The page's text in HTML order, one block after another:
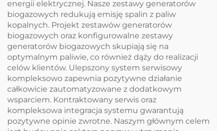
energii elektrycznej. Nasze zestawy generatorów
biogazowych redukują emisję spalin z paliw
kopalnych. Projekt zestawów generatorów
biogazowych oraz konfigurowalne zestawy
generatorów biogazowych skupiają się na
optymalnym paliwie, co również dąży do realizacji
celów klientów. Ulepszony system serwisowy
kompleksowo zapewnia pozytywne działanie
całkowicie zautomatyzowane z dodatkowym
wsparciem. Kontraktowany serwis oraz
kompleksowa integracja systemu gwarantują
pozytywne opinie zwrotne. Naszym głównym celem